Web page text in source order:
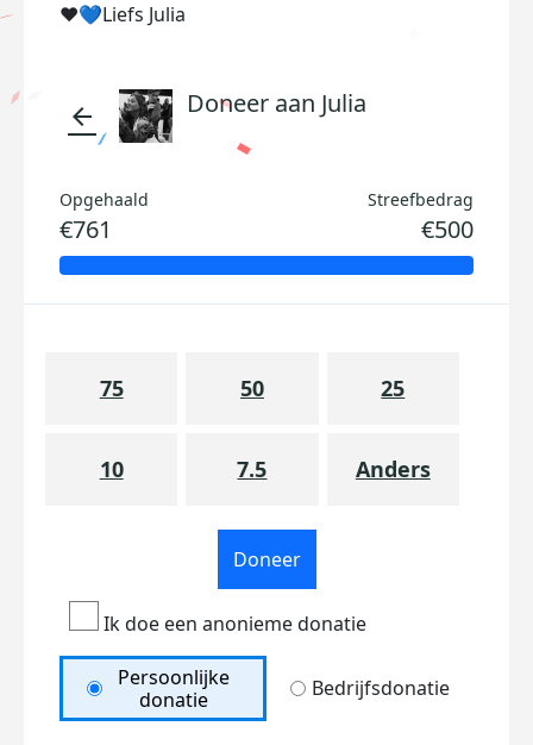
❤️💙Liefs Julia
arrow_back Doneer aan Julia
Opgehaald
€761
Streefbedrag
€500
75 50 25
10 7.5 Anders
Doneer
Ik doe een anonieme donatie
Persoonlijke
donatie
Bedrijfsdonatie